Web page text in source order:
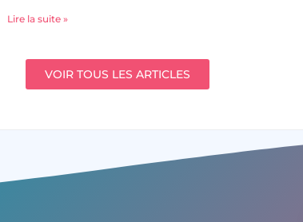
Lire la suite »
VOIR TOUS LES ARTICLES